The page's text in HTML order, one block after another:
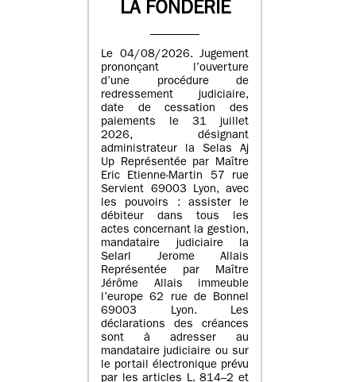
LA FONDERIE
Le 04/08/2026. Jugement
prononçant l’ouverture
d’une procédure de
redressement judiciaire,
date de cessation des
paiements le 31 juillet
2026, désignant
administrateur la Selas Aj
Up Représentée par Maître
Eric Etienne-Martin 57 rue
Servient 69003 Lyon, avec
les pouvoirs : assister le
débiteur dans tous les
actes concernant la gestion,
mandataire judiciaire la
Selarl Jerome Allais
Représentée par Maître
Jérôme Allais immeuble
l’europe 62 rue de Bonnel
69003 Lyon. Les
déclarations des créances
sont à adresser au
mandataire judiciaire ou sur
le portail électronique prévu
par les articles L. 814–2 et